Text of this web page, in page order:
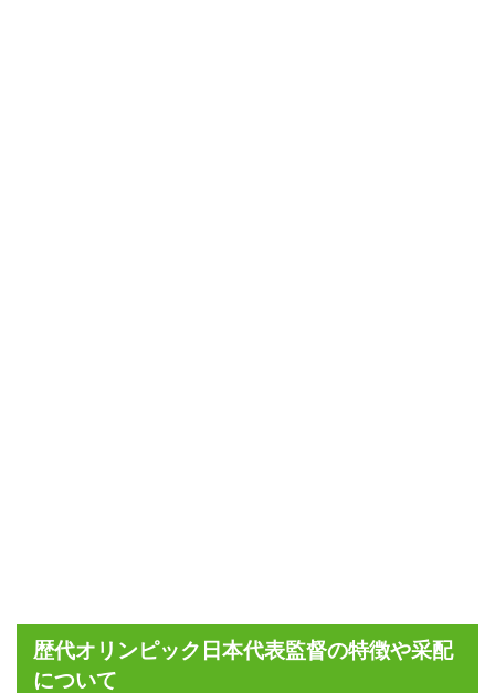
歴代オリンピック日本代表監督の特徴や采配
について